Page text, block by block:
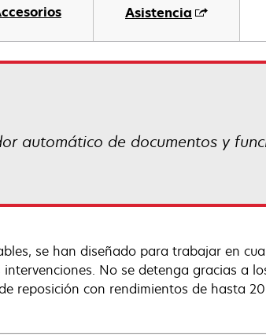
Asistencia
automático de documentos y
se han diseñado para trabajar en
No se detenga gracias a
reposición con rendimientos de hasta